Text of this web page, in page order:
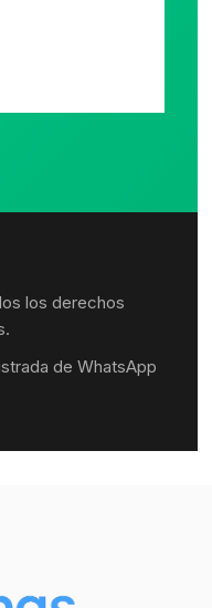
los derechos
de WhatsApp